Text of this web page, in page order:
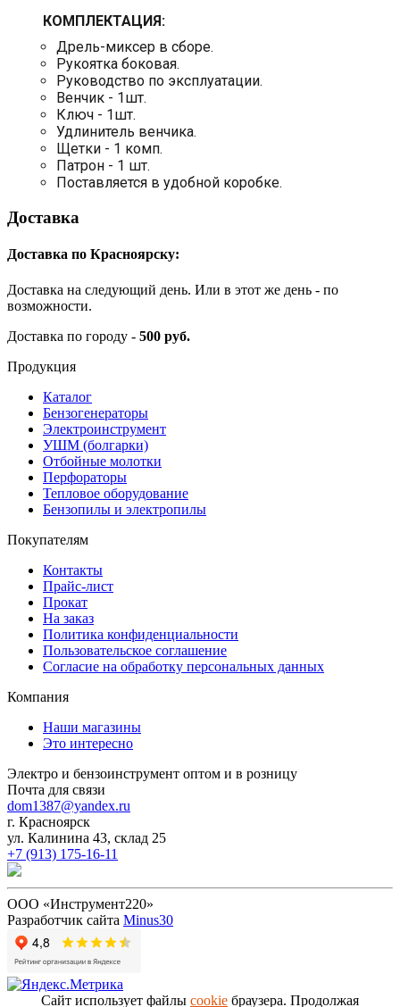
КОМПЛЕКТАЦИЯ:
Дрель-миксер в сборе.
Рукоятка боковая.
Руководство по эксплуатации.
Венчик - 1шт.
Ключ - 1шт.
Удлинитель венчика.
Щетки - 1 комп.
Патрон - 1 шт.
Поставляется в удобной коробке.
Доставка
Доставка по Красноярску:
Доставка на следующий день. Или в этот же день - по
возможности.
Доставка по городу - 500 руб.
Продукция
Каталог
Бензогенераторы
Электроинструмент
УШМ (болгарки)
Отбойные молотки
Перфораторы
Тепловое оборудование
Бензопилы и электропилы
Покупателям
Контакты
Прайс-лист
Прокат
На заказ
Политика конфиденциальности
Пользовательское соглашение
Согласие на обработку персональных данных
Компания
Наши магазины
Это интересно
Электро и бензоинструмент оптом и в розницу
Почта для связи
dom1387@yandex.ru
г. Красноярск
ул. Калинина 43, склад 25
+7 (913) 175-16-11
ООО «Инструмент220»
Разработчик сайта Minus30
Сайт использует файлы cookie браузера. Продолжая